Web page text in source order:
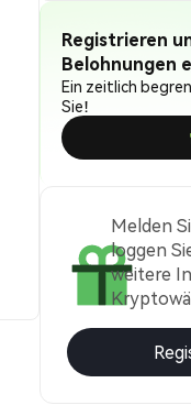
Registrieren
Belohnungen
Ein zeitlich
Sie!
Melden
loggen
weitere